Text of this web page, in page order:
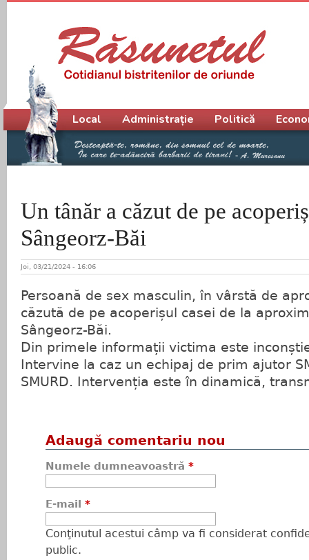
Un tânăr a căzut de pe
Sângeorz-Băi
Joi, 03/21/2024 - 16:06
Persoană de sex masculin, în vârstă de
căzută de pe acoperișul casei de la
Sângeorz-Băi.
Din primele informații victima este
Intervine la caz un echipaj de prim ajutor
SMURD. Intervenția este în dinamică,
Adaugă comentariu nou
Numele dumneavoastră *
E-mail *
Conţinutul acestui câmp va fi considerat
public.
Meniu principal
Local Administrație Politică